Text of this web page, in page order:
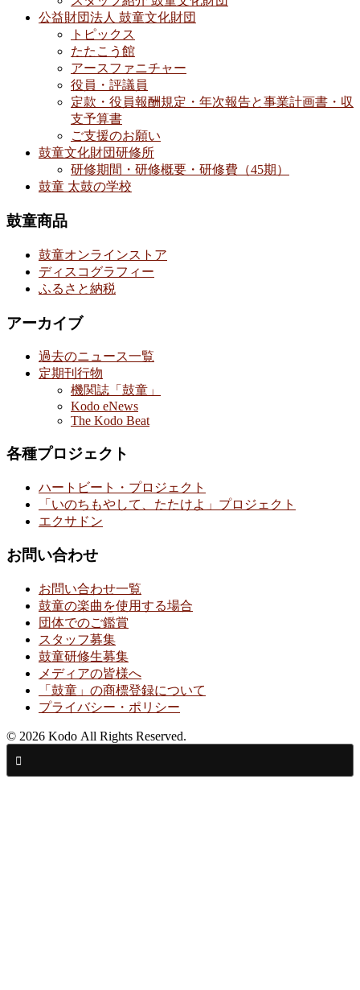
公益財団法人 鼓童文化財団
トピックス
たたこう館
アースファニチャー
役員・評議員
定款・役員報酬規定・年次報告と事業計画書・収
支予算書
ご支援のお願い
鼓童文化財団研修所
研修期間・研修概要・研修費（45期）
鼓童 太鼓の学校
鼓童商品
鼓童オンラインストア
ディスコグラフィー
ふるさと納税
アーカイブ
過去のニュース一覧
定期刊行物
機関誌「鼓童」
Kodo eNews
The Kodo Beat
各種プロジェクト
ハートビート・プロジェクト
「いのちもやして、たたけよ」プロジェクト
エクサドン
お問い合わせ
お問い合わせ一覧
鼓童の楽曲を使用する場合
団体でのご鑑賞
スタッフ募集
鼓童研修生募集
メディアの皆様へ
「鼓童」の商標登録について
プライバシー・ポリシー
© 2026 Kodo All Rights Reserved.